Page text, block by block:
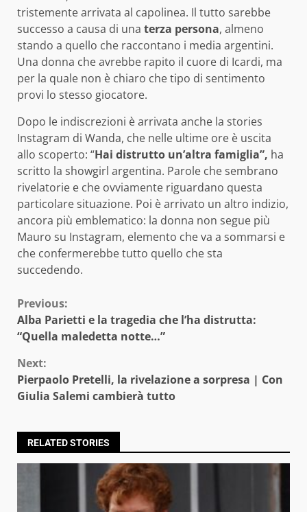
tristemente arrivata al capolinea. Il tutto sarebbe
successo a causa di una terza persona, almeno
stando a quello che raccontano i media argentini.
Una donna che avrebbe rapito il cuore di Icardi, ma
per la quale non è chiaro che tipo di sentimento
provi lo stesso giocatore.
Dopo le indiscrezioni è arrivata anche la stories
Instagram di Wanda, che nelle ultime ore è uscita
allo scoperto: “Hai distrutto un’altra famiglia”, ha
scritto la showgirl argentina. Parole che sembrano
rivelatorie e che ovviamente riguardano questa
particolare situazione. Poi è arrivato un altro indizio,
ancora più emblematico: la donna non segue più
Mauro su Instagram, elemento che va a sommarsi e
che confermerebbe tutto quello che sta
succedendo.
Continue
Reading
Previous:
Alba Parietti e la tragedia che l’ha distrutta:
“Quella maledetta notte…”
Next:
Pierpaolo Pretelli, la rivelazione a sorpresa | Con
Giulia Salemi cambierà tutto
RELATED STORIES